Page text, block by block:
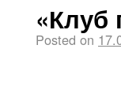
«Клуб
Posted on